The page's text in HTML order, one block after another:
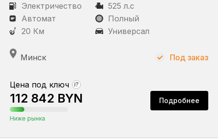
Электричество
525 л.с
Автомат
Полный
20 Км
Универсал
Минск
Цена под ключ ?
112 842 BYN
Ниже рынка
Подробнее
Под заказ